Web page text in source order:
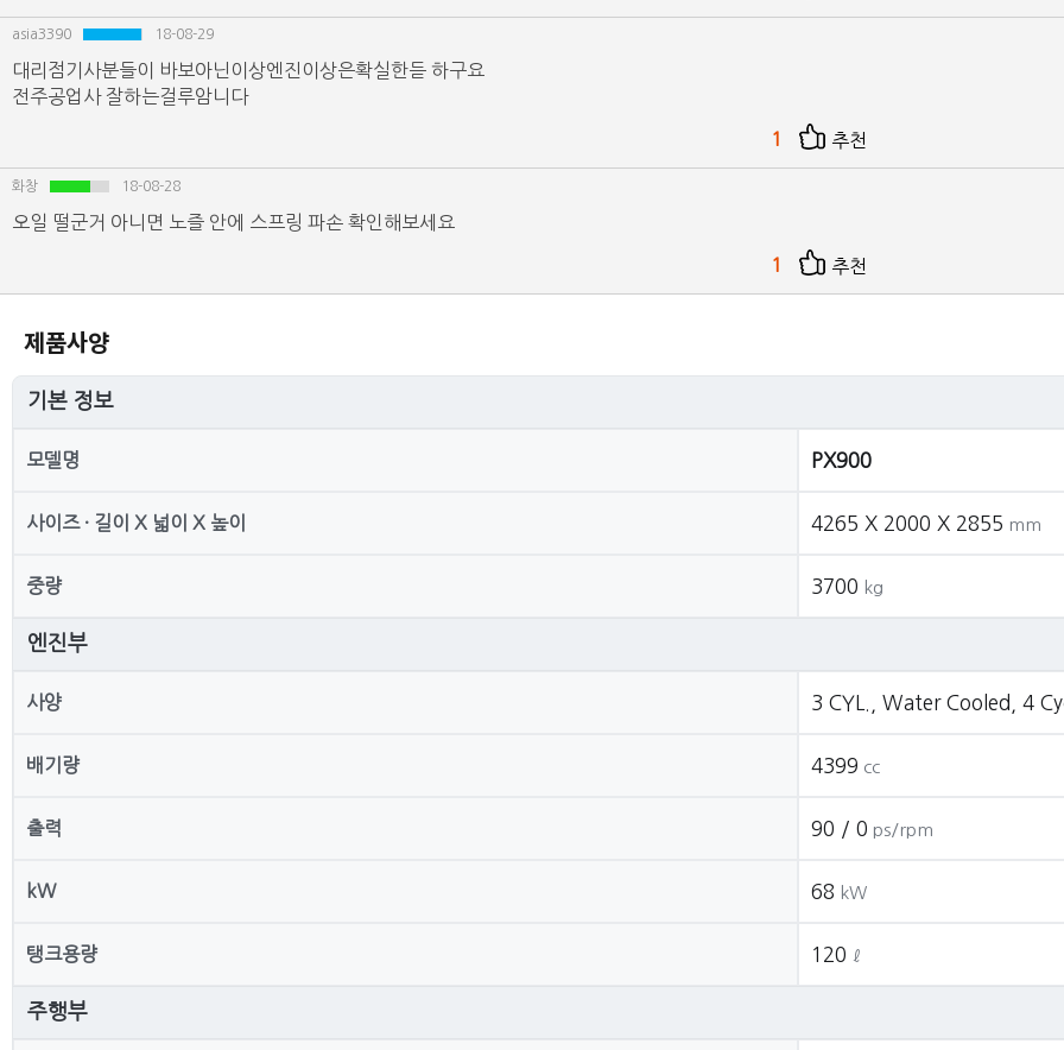
asia3390 18-08-29
대리점기사분들이 바보아닌이상엔진이상은확실한듣 하구요
전주공업사 잘하는걸루암니다
1 추천
화창 18-08-28
오일 떨군거 아니면 노즐 안에 스프링 파손 확인해보세요
1 추천
제품사양
기본 정보
모델명 PX900
사이즈 · 길이 X 넓이 X 높이 4265 X 2000 X 2855 mm
중량 3700 kg
엔진부
사양 3 CYL., Water Cooled, 4
배기량 4399 cc
출력 90 / 0 ps/rpm
kW 68 kW
탱크용량 120 ℓ
주행부